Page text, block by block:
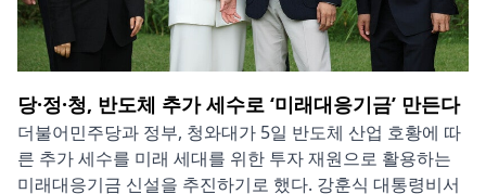
당·정·청, 반도체 추가 세수로 ‘미래대응기금’ 만든다
더불어민주당과 정부, 청와대가 5일 반도체 산업 호황에 따
른 추가 세수를 미래 세대를 위한 투자 재원으로 활용하는
미래대응기금 신설을 추진하기로 했다. 강훈식 대통령비서